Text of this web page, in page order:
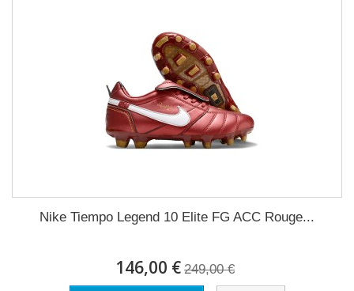
Nike Tiempo Legend 10 Elite FG ACC Rouge...
146,00 € 249,00 €